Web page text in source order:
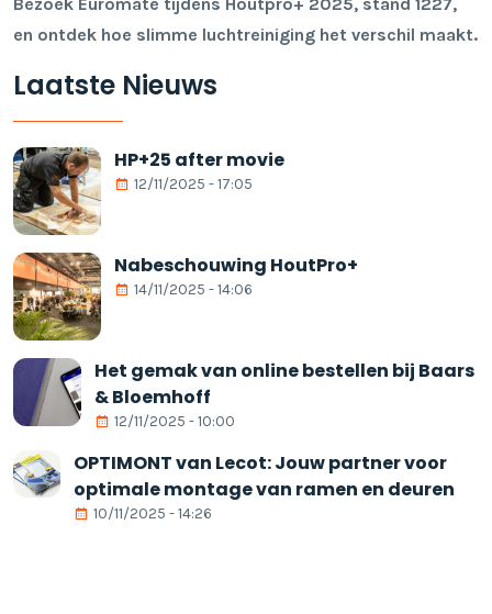
en ontdek hoe slimme luchtreiniging het verschil maakt.
Laatste Nieuws
HP+25 after movie
12/11/2025 - 17:05
Nabeschouwing HoutPro+
14/11/2025 - 14:06
Het gemak van online bestellen bij Baars
& Bloemhoff
12/11/2025 - 10:00
OPTIMONT van Lecot: Jouw partner voor
optimale montage van ramen en deuren
10/11/2025 - 14:26